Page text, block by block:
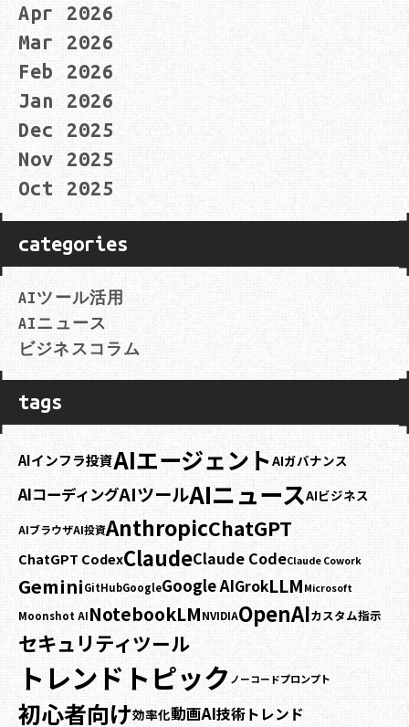
Apr 2026
Mar 2026
Feb 2026
Jan 2026
Dec 2025
Nov 2025
Oct 2025
categories
AIツール活用
AIニュース
ビジネスコラム
tags
AIインフラ投資AIエージェントAIガバナンス
AIコーディングAIツールAIニュースAIビジネス
AIブラウザAI投資AnthropicChatGPT
ChatGPT CodexClaudeClaude CodeClaude Cowork
GeminiGitHubGoogleGoogle AIGrokLLM Microsoft
Moonshot AINotebookLMNVIDIAOpenAIカスタム指示
セキュリティツール
トレンドトピック ノーコードプロンプト
初心者向け効率化動画AI技術トレンド